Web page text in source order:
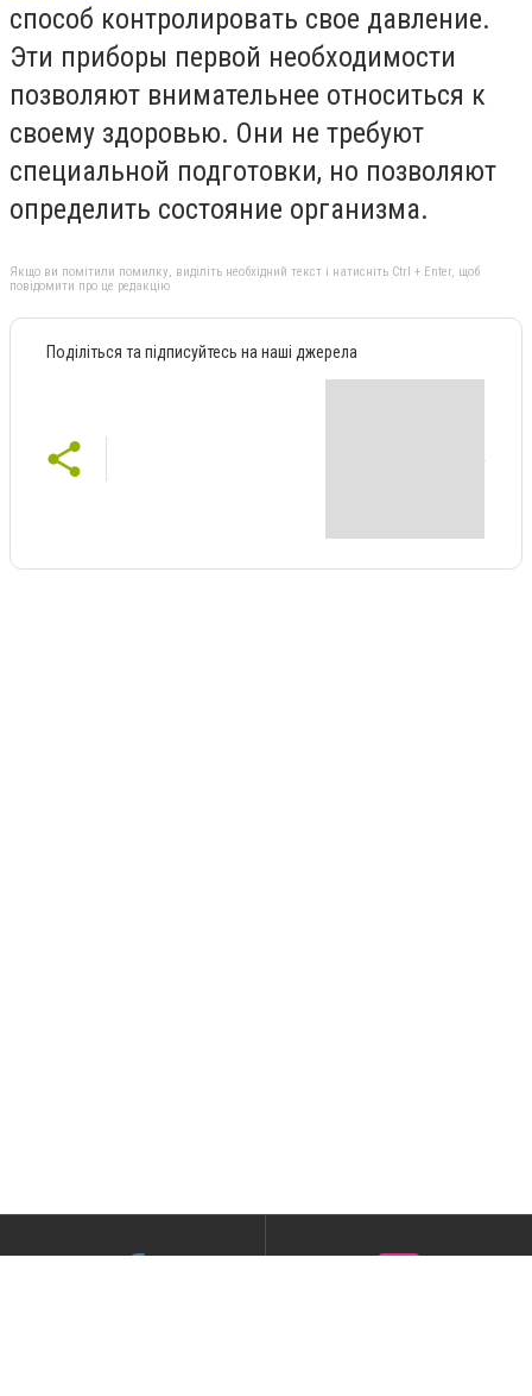
способ контролировать свое давление.
Эти приборы первой необходимости
позволяют внимательнее относиться к
своему здоровью. Они не требуют
специальной подготовки, но позволяют
определить состояние организма.
Якщо ви помітили помилку, виділіть необхідний текст і натисніть Ctrl + Enter, щоб
повідомити про це редакцію
Поділіться та підписуйтесь на наші джерела